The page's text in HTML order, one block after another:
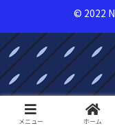
© 2022
メニュー ホーム